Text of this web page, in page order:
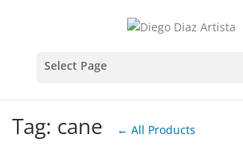
Tag: cane ← All Products